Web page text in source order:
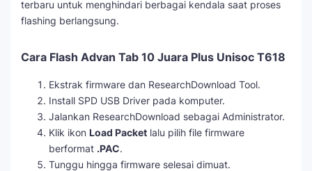
terbaru untuk menghindari berbagai kendala saat proses
flashing berlangsung.
Cara Flash Advan Tab 10 Juara Plus Unisoc T618
Ekstrak firmware dan ResearchDownload Tool.
Install SPD USB Driver pada komputer.
Jalankan ResearchDownload sebagai Administrator.
Klik ikon Load Packet lalu pilih file firmware
berformat .PAC.
Tunggu hingga firmware selesai dimuat.